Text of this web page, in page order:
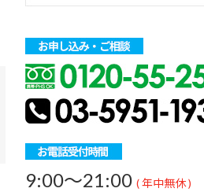
9:00～21:00 ( 年中無休 )